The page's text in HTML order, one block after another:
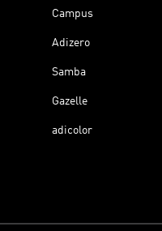
Campus
Adizero
Samba
Gazelle
adicolor